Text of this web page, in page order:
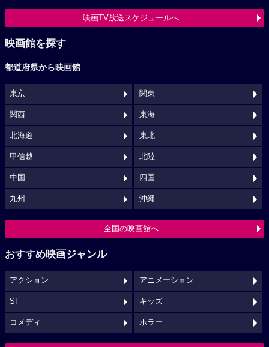
映画TV放送スケジュールへ
映画館を探す
都道府県から映画館
東京 関東
関西 東海
北海道 東北
甲信越 北陸
中国 四国
九州 沖縄
全国の映画館へ
おすすめ映画ジャンル
アクション アニメーション
SF キッズ
コメディ ホラー